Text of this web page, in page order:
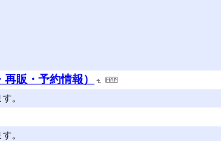
販・予約情報）
。
。